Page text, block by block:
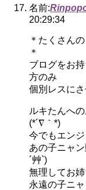
名前:
20:29:34
＊たくさん
＊
ブログをお
方のみ
個別レスに
ルキたんへ
(*´∇｀*)
今でもエン
あの子ニャ
´艸`)
無理してお
永遠の子ニ